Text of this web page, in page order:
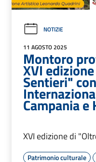
NOTIZIE
11 AGOSTO 2025
Montoro
XVI
Sentieri"
Campania
XVI edizione di
Patrimonio culturale